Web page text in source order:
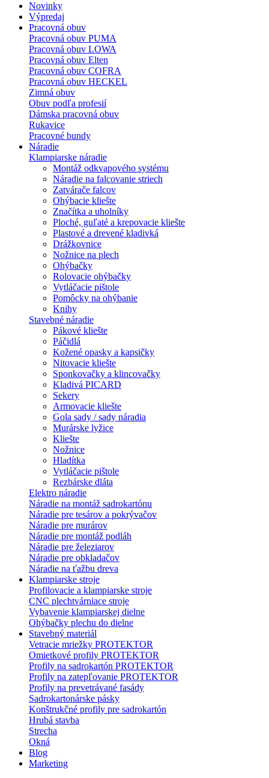
Novinky
Výpredaj
Pracovná obuv
Pracovná obuv PUMA
Pracovná obuv LOWA
Pracovná obuv Elten
Pracovná obuv COFRA
Pracovná obuv HECKEL
Zimná obuv
Obuv podľa profesií
Dámska pracovná obuv
Rukavice
Pracovné bundy
Náradie
Klampiarske náradie
Montáž odkvapového systému
Náradie na falcovanie striech
Zatvárače falcov
Ohýbacie kliešte
Značítka a uholníky
Ploché, guľaté a krepovacie kliešte
Plastové a drevené kladivká
Drážkovnice
Nožnice na plech
Ohýbačky
Rolovacie ohýbačky
Vytláčacie pištole
Pomôcky na ohýbanie
Knihy
Stavebné náradie
Pákové kliešte
Páčidlá
Kožené opasky a kapsičky
Nitovacie kliešte
Sponkovačky a klincovačky
Kladivá PICARD
Sekery
Armovacie kliešte
Gola sady / sady náradia
Murárske lyžice
Kliešte
Nožnice
Hladítka
Vytláčacie pištole
Rezbárske dláta
Elektro náradie
Náradie na montáž sadrokartónu
Náradie pre tesárov a pokrývačov
Náradie pre murárov
Náradie pre montáž podláh
Náradie pre železiarov
Náradie pre obkladačov
Náradie na ťažbu dreva
Klampiarske stroje
Profilovacie a klampiarske stroje
CNC plechtvárniace stroje
Vybavenie klampiarskej dielne
Ohýbačky plechu do dielne
Stavebný materiál
Vetracie mriežky PROTEKTOR
Omietkové profily PROTEKTOR
Profily na sadrokartón PROTEKTOR
Profily na zatepľovanie PROTEKTOR
Profily na prevetrávané fasády
Sadrokartonárske pásky
Konštrukčné profily pre sadrokartón
Hrubá stavba
Strecha
Okná
Blog
Marketing